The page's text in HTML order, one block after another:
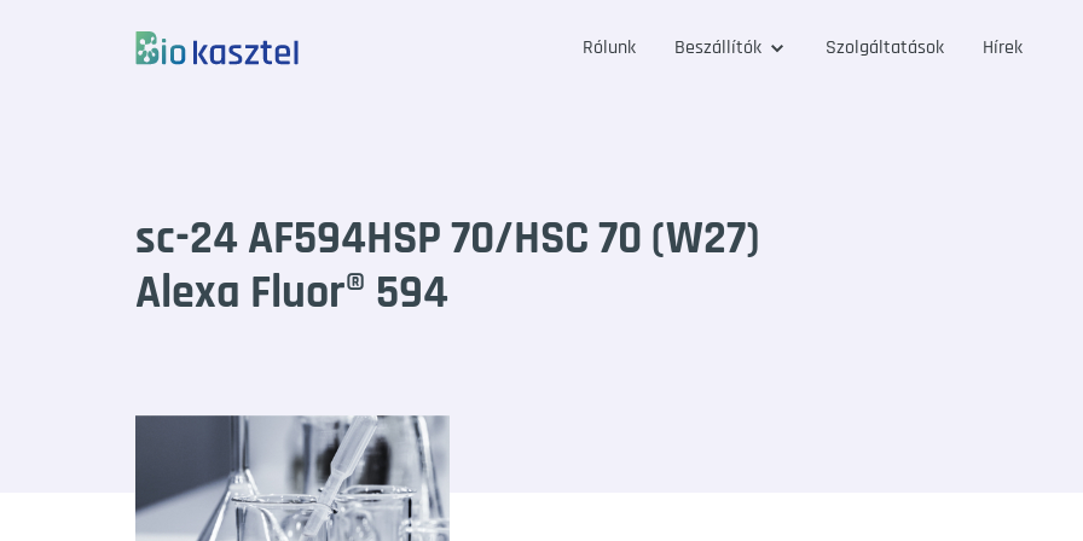
Rólunk Beszállítók Szolgáltatások Hírek
sc-24 AF594HSP 70/HSC 70 (W27)
Alexa Fluor® 594